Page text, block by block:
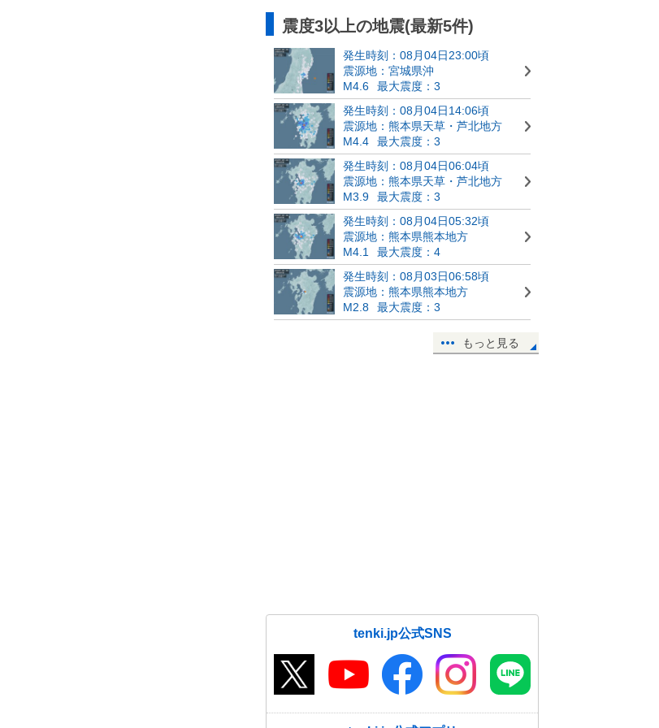
震度3以上の地震(最新5件)
発生時刻：08月04日23:00頃
震源地：宮城県沖
M4.6
最大震度：3
発生時刻：08月04日14:06頃
震源地：熊本県天草・芦北地方
M4.4
最大震度：3
発生時刻：08月04日06:04頃
震源地：熊本県天草・芦北地方
M3.9
最大震度：3
発生時刻：08月04日05:32頃
震源地：熊本県熊本地方
M4.1
最大震度：4
発生時刻：08月03日06:58頃
震源地：熊本県熊本地方
M2.8
最大震度：3
もっと見る
tenki.jp公式SNS